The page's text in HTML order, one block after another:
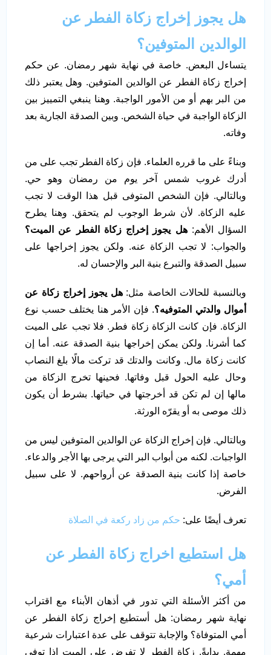
هل يجوز إخراج زكاة الفطر عن
الوالدين المتوفين؟
يتساءل البعض. خاصة في نهاية شهر رمضان. عن حكم
إخراج زكاة الفطر عن الوالدين المتوفين. وهل يعتبر ذلك
من البر بهم أو من الأمور الواجبة. وهنا ينبغي التمييز بين
الزكاة الواجبة في حياة الشخص. وبين الصدقة الجارية بعد
وفاته.
وبناءً على ما قرره العلماء. فإن زكاة الفطر تجب على من
أدرك غروب شمس آخر يوم من رمضان وهو حي.
وبالتالي. فإن الشخص المتوفى قبل هذا الوقت لا تجب
عليه الزكاة. لأن شرط الوجوب لم يتحقق. وهنا يطرح
السؤال الأهم:هل يجوز إخراج زكاة الفطر عن الميت؟
والجواب: لا تجب الزكاة عنه. ولكن يجوز إخراجها على
سبيل الصدقة والتبرع بنية البر والإحسان له.
وبالنسبة للحالات الخاصة مثل:هل يجوز إخراج زكاة عن
أموال والدتي المتوفيه؟. فإن الأمر هنا يختلف حسب نوع
الزكاة. فإن كانت الزكاة زكاة فطر. فلا تجب على الميت
كما أشرنا. ولكن يمكن إخراجها بنية الصدقة عنه. أما إن
كانت زكاة مال. وكانت والدتك قد تركت مالًا بلغ النصاب
وحال عليه الحول قبل وفاتها. فحينها تخرج الزكاة من
مالها إن لم تكن قد أخرجتها في حياتها. بشرط أن يكون
ذلك موصى به أو يقرّه الورثة.
وبالتالي. فإن إخراج الزكاة عن الوالدين المتوفين ليس من
الواجبات. لكنه من أبواب البر التي يرجى بها الأجر والدعاء.
خاصة إذا كانت بنية الصدقة عن أرواحهم. لا على سبيل
الفرض.
تعرف أيضًا على: حكم من زاد ركعة في الصلاة
هل استطيع اخراج زكاة الفطر عن
أمي؟
من أكثر الأسئلة التي تدور في أذهان الأبناء مع اقتراب
نهاية شهر رمضان: هل أستطيع إخراج زكاة الفطر عن
أمي المتوفاة؟ والإجابة تتوقف على عدة اعتبارات شرعية
مهمة. بدايةً. زكاة الفطر لا تفرض على الميت إذا توفي